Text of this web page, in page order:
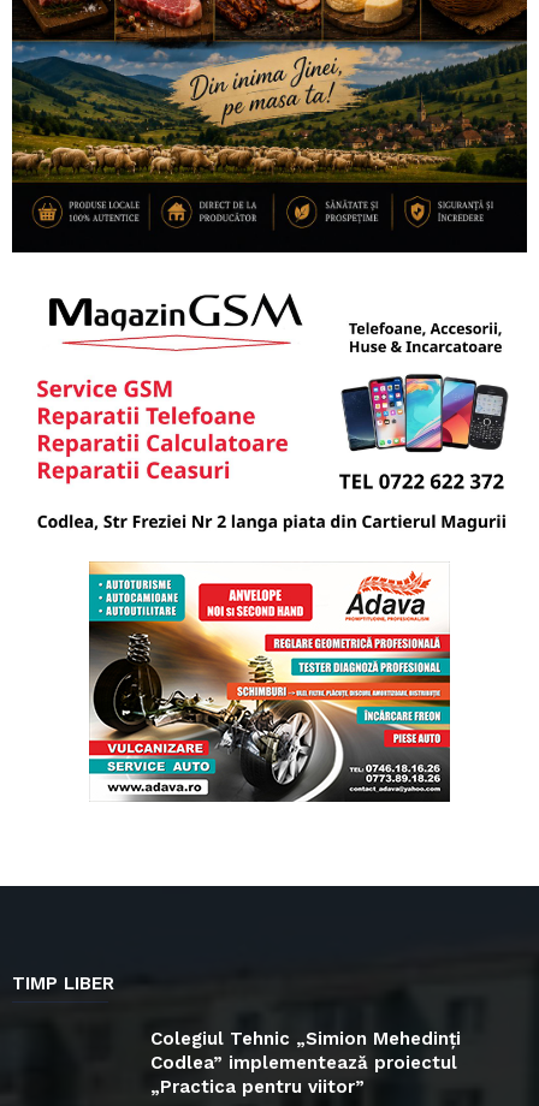
TIMP LIBER
Colegiul Tehnic „Simion Mehedinți
Codlea” implementează proiectul
„Practica pentru viitor”